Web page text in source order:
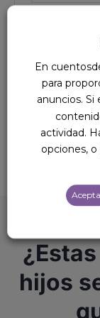
Recuérdame
Acceso
¿Olvidaste la
hijos
En
para
anuncios. Si
actividad.
opciones,